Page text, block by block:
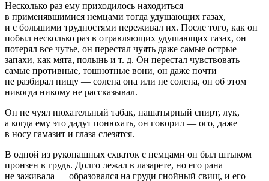
Несколько раз ему приходилось находиться
в применявшимися немцами тогда удушающих газах,
и с большими трудностями переживал их. После того, как он
побыл несколько раз в отравляющих удушающих газах, он
потерял все чутье, он перестал чуять даже самые острые
запахи, как мята, полынь и т. д. Он перестал чувствовать
самые противные, тошнотные вони, он даже почти
не разбирал пищу — солена она или не солена, он об этом
никогда никому не рассказывал.
Он не чуял нюхательный табак, нашатырный спирт, лук,
а когда ему это дадут понюхать, он говорил — ого, даже
в носу гамазит и глаза слезятся.
В одной из рукопашных схваток с немцами он был штыком
пронзен в грудь. Долго лежал в лазарете, но его рана
не заживала — образовался на груди гнойный свищ, и его